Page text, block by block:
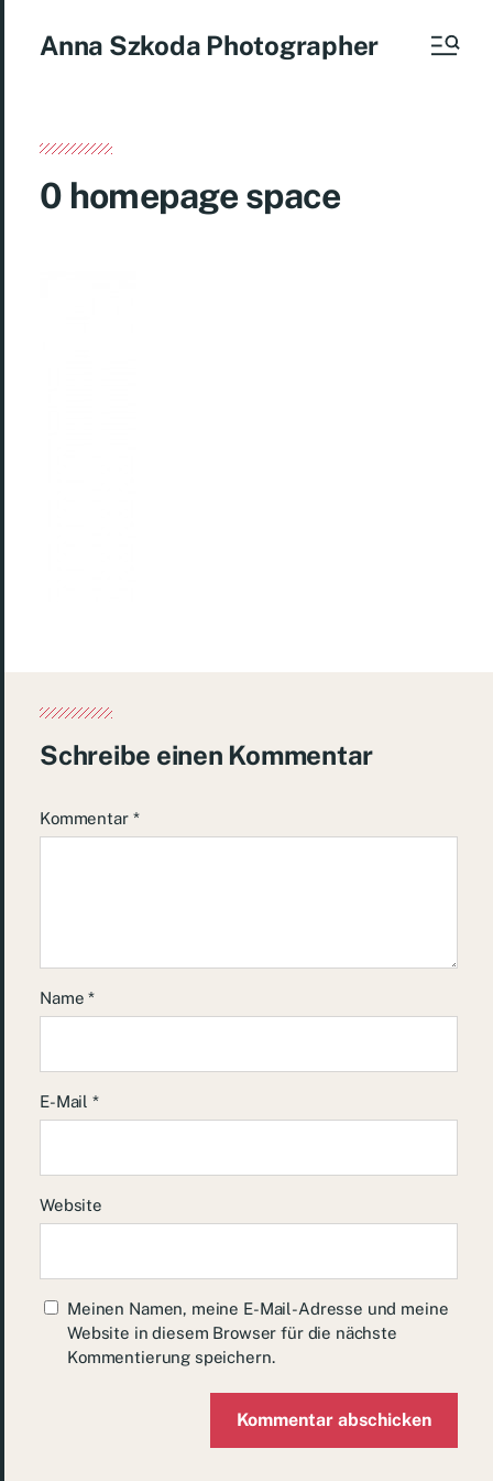
Anna Szkoda Photographer
0 homepage space
Schreibe einen Kommentar
Kommentar *
Name*
E-Mail *
Website
Meinen Namen, meine E-Mail-Adresse und meine
Website in diesem Browser für die nächste
Kommentierung speichern.